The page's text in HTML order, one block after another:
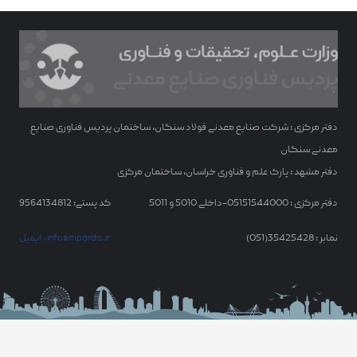
دفتر مرکزی : شرکت صنایع معدنی فولاد سنگان، ساختمان پردیس فناوری صنایع
معدنی سنگان
دفتر مشهد : پارک علم و فناوری خراسان، ساختمان مرکزی
کد پستی: 9564134812 دفتر مرکزی : 05151544000-داخلی 5010 و 5011
ایمیل : info@mpardis.ir نمابر : 35425428(051)